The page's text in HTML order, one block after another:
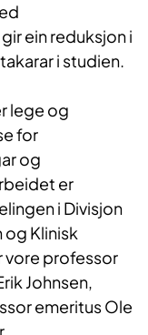
ein reduksjon i
i studien.
lege og
for
og
er
i Divisjon
og Klinisk
vore professor
Johnsen,
emeritus Ole